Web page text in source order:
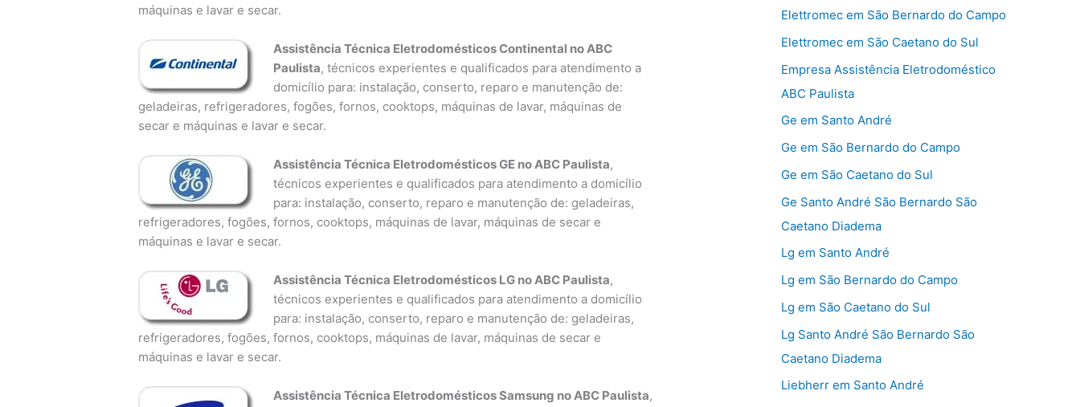
máquinas e lavar e secar.
Assistência Técnica Eletrodomésticos Continental no ABC
Paulista, técnicos experientes e qualificados para atendimento a
domicílio para: instalação, conserto, reparo e manutenção de:
geladeiras, refrigeradores, fogões, fornos, cooktops, máquinas de lavar, máquinas de
secar e máquinas e lavar e secar.
Assistência Técnica Eletrodomésticos GE no ABC Paulista,
técnicos experientes e qualificados para atendimento a domicílio
para: instalação, conserto, reparo e manutenção de: geladeiras,
refrigeradores, fogões, fornos, cooktops, máquinas de lavar, máquinas de secar e
máquinas e lavar e secar.
Assistência Técnica Eletrodomésticos LG no ABC Paulista,
técnicos experientes e qualificados para atendimento a domicílio
para: instalação, conserto, reparo e manutenção de: geladeiras,
refrigeradores, fogões, fornos, cooktops, máquinas de lavar, máquinas de secar e
máquinas e lavar e secar.
Assistência Técnica Eletrodomésticos Samsung no ABC Paulista,
Elettromec em São Bernardo do Campo
Elettromec em São Caetano do Sul
Empresa Assistência Eletrodoméstico
ABC Paulista
Ge em Santo André
Ge em São Bernardo do Campo
Ge em São Caetano do Sul
Ge Santo André São Bernardo São
Caetano Diadema
Lg em Santo André
Lg em São Bernardo do Campo
Lg em São Caetano do Sul
Lg Santo André São Bernardo São
Caetano Diadema
Liebherr em Santo André